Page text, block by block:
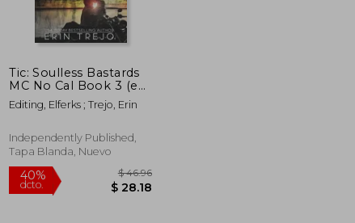
Tic: Soulless Bastards
MC No Cal Book 3 (en
Inglés)
Editing, Elferks ; Trejo, Erin
Independently Published,
Tapa Blanda, Nuevo